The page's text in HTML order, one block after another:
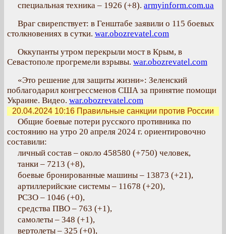
специальная техника – 1926 (+8). armyinform.com.ua
Враг свирепствует: в Генштабе заявили о 115 боевых
столкновениях в сутки. war.obozrevatel.com
Оккупанты утром перекрыли мост в Крым, в
Севастополе прогремели взрывы. war.obozrevatel.com
«Это решение для защиты жизни»: Зеленский
поблагодарил конгрессменов США за принятие помощи
Украине. Видео. war.obozrevatel.com
20.04.2024 10:16 Правильные санкции против России
Общие боевые потери русского противника по
состоянию на утро 20 апреля 2024 г. ориентировочно
составили:
личный состав – около 458580 (+750) человек,
танки – 7213 (+8),
боевые бронированные машины – 13873 (+21),
артиллерийские системы – 11678 (+20),
РСЗО – 1046 (+0),
средства ПВО – 763 (+1),
самолеты – 348 (+1),
вертолеты – 325 (+0),